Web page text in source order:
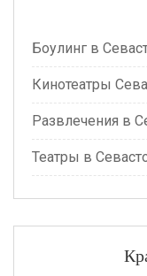
Боулинг в
Кинотеатры
Развлечения в
Театры в